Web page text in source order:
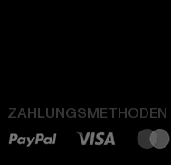
ZAHLUNGSMETHODEN